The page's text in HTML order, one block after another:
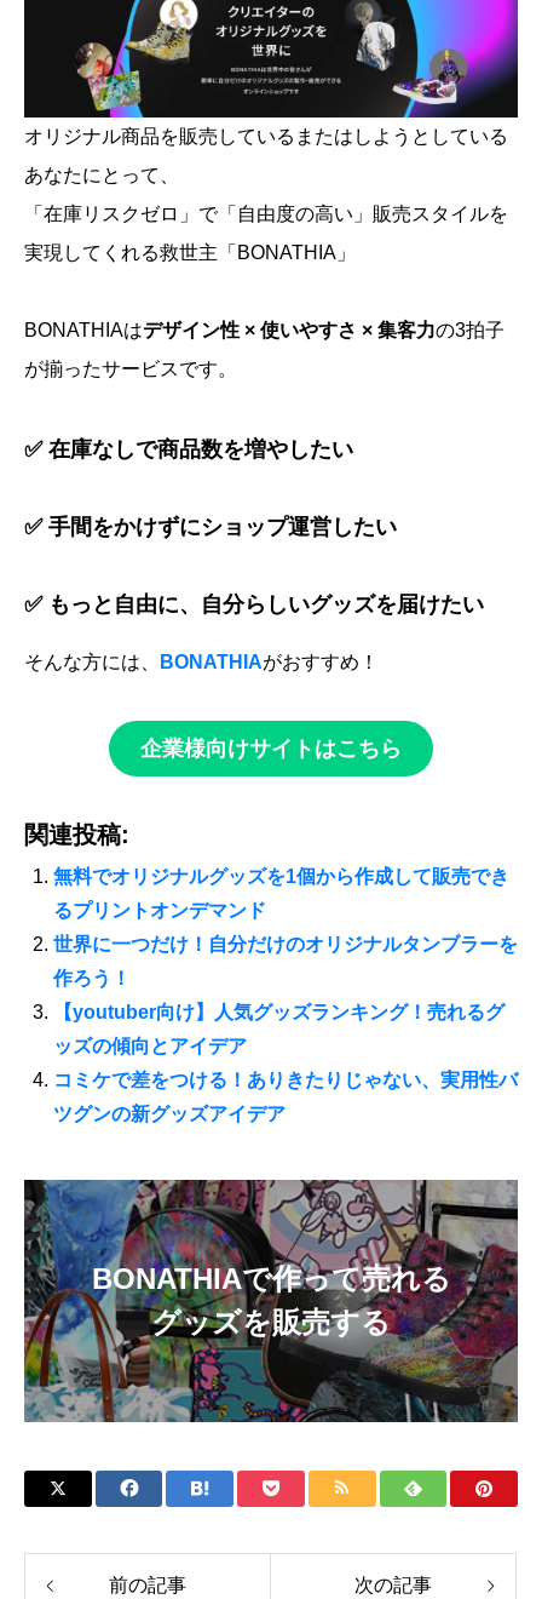
オリジナル商品を販売しているまたはしようとしている
あなたにとって、
「在庫リスクゼロ」で「自由度の高い」販売スタイルを
実現してくれる救世主「BONATHIA」
BONATHIAはデザイン性 × 使いやすさ × 集客力の3拍子
が揃ったサービスです。
✅ 在庫なしで商品数を増やしたい
✅ 手間をかけずにショップ運営したい
✅ もっと自由に、自分らしいグッズを届けたい
そんな方には、 BONATHIAがおすすめ！
企業様向けサイトはこちら
関連投稿:
無料でオリジナルグッズを1個から作成して販売でき
るプリントオンデマンド
世界に一つだけ！自分だけのオリジナルタンブラーを
作ろう！
【youtuber向け】人気グッズランキング！売れるグ
ッズの傾向とアイデア
コミケで差をつける！ありきたりじゃない、実用性バ
ツグンの新グッズアイデア
BONATHIAで作って売れる
グッズを販売する
前の記事 次の記事